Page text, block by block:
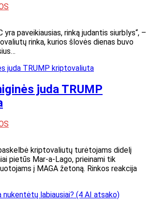
yra paveikiausias, rinką judantis siurblys“, –
rinka, kurios šlovės dienas buvo
juda TRUMP
kriptovaliutų turėtojams didelį
pietūs Mar-a-Lago, prieinami tik
į MAGA žetoną. Rinkos reakcija